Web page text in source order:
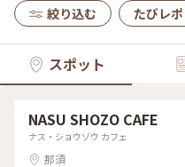
絞り込む たびレポ
スポット
NASU SHOZO CAFE
ナス・ショウゾウ カフェ
那須